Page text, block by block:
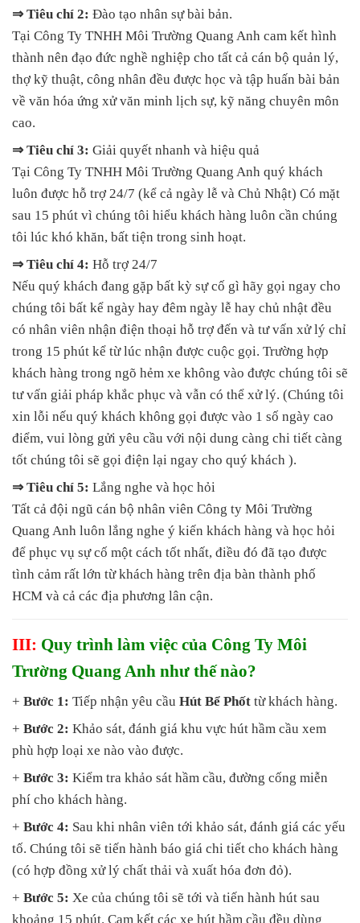
⇒ Tiêu chí 2: Đào tạo nhân sự bài bản.
Tại Công Ty TNHH Môi Trường Quang Anh cam kết hình
thành nên đạo đức nghề nghiệp cho tất cả cán bộ quản lý,
thợ kỹ thuật, công nhân đều được học và tập huấn bài bản
về văn hóa ứng xử văn minh lịch sự, kỹ năng chuyên môn
cao.
⇒ Tiêu chí 3: Giải quyết nhanh và hiệu quả
Tại Công Ty TNHH Môi Trường Quang Anh quý khách
luôn được hỗ trợ 24/7 (kể cả ngày lễ và Chủ Nhật) Có mặt
sau 15 phút vì chúng tôi hiểu khách hàng luôn cần chúng
tôi lúc khó khăn, bất tiện trong sinh hoạt.
⇒ Tiêu chí 4: Hỗ trợ 24/7
Nếu quý khách đang gặp bất kỳ sự cố gì hãy gọi ngay cho
chúng tôi bất kể ngày hay đêm ngày lễ hay chủ nhật đều
có nhân viên nhận điện thoại hỗ trợ đến và tư vấn xử lý chỉ
trong 15 phút kể từ lúc nhận được cuộc gọi. Trường hợp
khách hàng trong ngõ hẻm xe không vào được chúng tôi sẽ
tư vấn giải pháp khắc phục và vẫn có thể xử lý. (Chúng tôi
xin lỗi nếu quý khách không gọi được vào 1 số ngày cao
điểm, vui lòng gửi yêu cầu với nội dung càng chi tiết càng
tốt chúng tôi sẽ gọi điện lại ngay cho quý khách ).
⇒ Tiêu chí 5: Lắng nghe và học hỏi
Tất cả đội ngũ cán bộ nhân viên Công ty Môi Trường
Quang Anh luôn lắng nghe ý kiến khách hàng và học hỏi
để phục vụ sự cố một cách tốt nhất, điều đó đã tạo được
tình cảm rất lớn từ khách hàng trên địa bàn thành phố
HCM và cả các địa phương lân cận.
III: Quy trình làm việc của Công Ty Môi
Trường Quang Anh như thế nào?
+ Bước 1: Tiếp nhận yêu cầu Hút Bể Phốt từ khách hàng.
+ Bước 2: Khảo sát, đánh giá khu vực hút hầm cầu xem
phù hợp loại xe nào vào được.
+ Bước 3: Kiểm tra khảo sát hầm cầu, đường cống miễn
phí cho khách hàng.
+ Bước 4: Sau khi nhân viên tới khảo sát, đánh giá các yếu
tố. Chúng tôi sẽ tiến hành báo giá chi tiết cho khách hàng
(có hợp đồng xử lý chất thải và xuất hóa đơn đỏ).
+ Bước 5: Xe của chúng tôi sẽ tới và tiến hành hút sau
khoảng 15 phút. Cam kết các xe hút hầm cầu đều dùng